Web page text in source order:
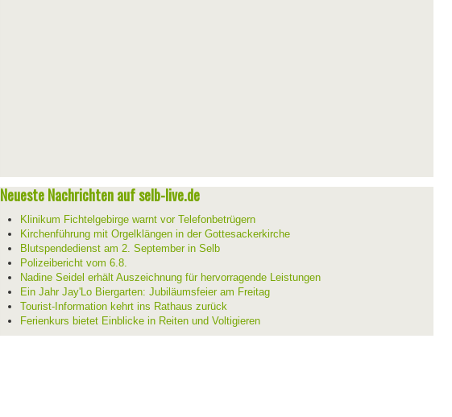
Neueste Nachrichten auf selb-live.de
Klinikum Fichtelgebirge warnt vor Telefonbetrügern
Kirchenführung mit Orgelklängen in der Gottesackerkirche
Blutspendedienst am 2. September in Selb
Polizeibericht vom 6.8.
Nadine Seidel erhält Auszeichnung für hervorragende Leistungen
Ein Jahr Jay'Lo Biergarten: Jubiläumsfeier am Freitag
Tourist-Information kehrt ins Rathaus zurück
Ferienkurs bietet Einblicke in Reiten und Voltigieren